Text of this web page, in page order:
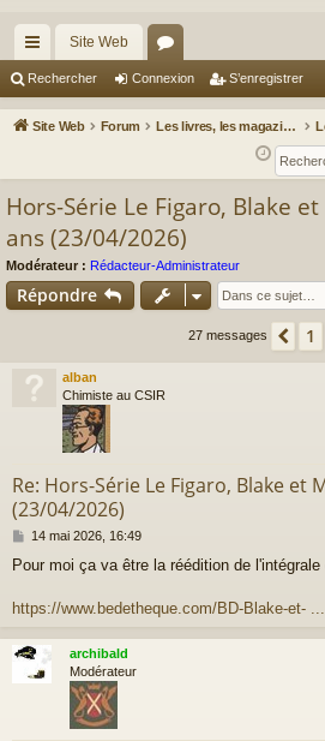
cc
ès
Site Web
or
u
Rechercher Connexion S’enregistrer
Site Web Forum Les livres, les magazines et autres articles de presse
Hors-Série Le Figaro, Blake
ans (23/04/2026)
Modérateur : Rédacteur-Administrateur
Répondre
27 messages 1
alban
Chimiste au CSIR
Re: Hors-Série Le Figaro, Blake et
(23/04/2026)
M
s
a
e
14 mai 2026, 16:49
Pour moi ça va être la réédition de
https://www.bedetheque.com/BD-Blake-et-
archibald
Modérateur